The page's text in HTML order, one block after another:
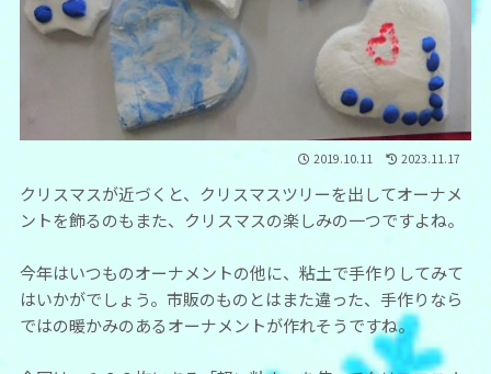
2019.10.11 2023.11.17
クリスマスが近づくと、クリスマスツリーを出してオーナメ
ントを飾るのもまた、クリスマスの楽しみの一つですよね。
今年はいつものオーナメントの他に、粘土で手作りしてみて
はいかがでしょう。市販のものとはまた違った、手作りなら
ではの暖かみのあるオーナメントが作れそうですね。